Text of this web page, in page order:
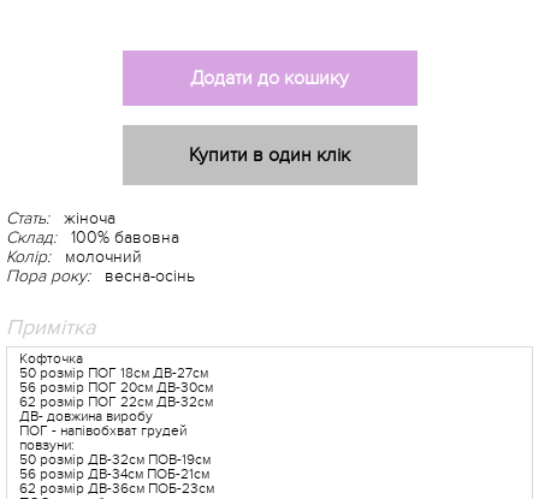
Додати до кошику
Купити в один клік
Стать: жіноча
Склад: 100% бавовна
Колір: молочний
Пора року: весна-осінь
Примітка
Кофточка
50 розмір ПОГ 18см ДВ-27см
56 розмір ПОГ 20см ДВ-30см
62 розмір ПОГ 22см ДВ-32см
ДВ- довжина виробу
ПОГ - напівобхват грудей
повзуни:
50 розмір ДВ-32см ПОВ-19см
56 розмір ДВ-34см ПОБ-21см
62 розмір ДВ-36см ПОБ-23см